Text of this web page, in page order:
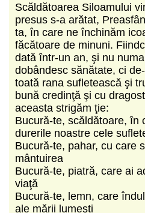
Scăldătoarea Siloamului
presus s-a arătat,
ta, în care ne închinăm
făcătoare de minuni.
dată într-un an, şi nu
dobândesc sănătate, ci
toată rana sufletească şi
bună credinţă şi cu
aceasta strigăm ţie:
Bucură-te, scăldătoare, în
durerile noastre cele
Bucură-te, pahar, cu care
mântuirea
Bucură-te, piatră, care ai
viaţă
Bucură-te, lemn, care
ale mării lumeşti